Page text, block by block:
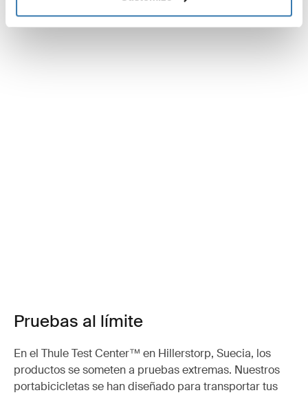
Pruebas al límite
En el Thule Test Center™ en Hillerstorp, Suecia, los
productos se someten a pruebas extremas. Nuestros
portabicicletas se han diseñado para transportar tus